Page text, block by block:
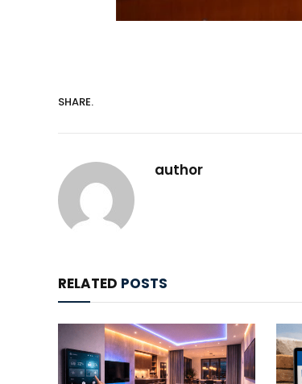
SHARE.
author
RELATED POSTS